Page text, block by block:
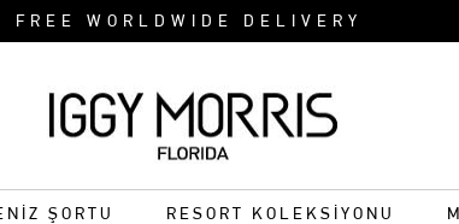
FREE WORLDWIDE DELIVERY
ŞORTU RESORT KOLEKSİYONU